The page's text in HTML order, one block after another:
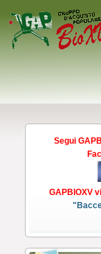
Segui
GAPBIOXV